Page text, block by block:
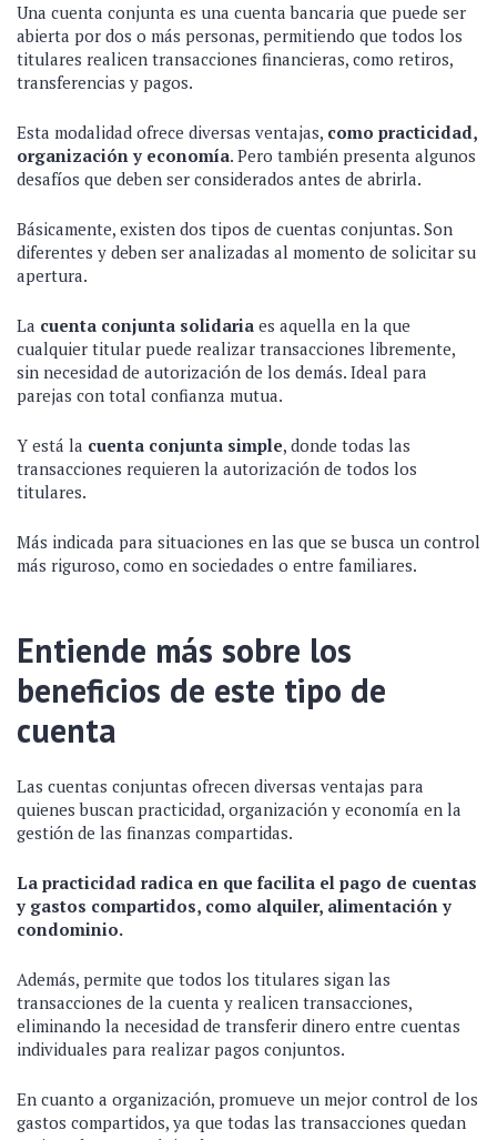
Una cuenta conjunta es una cuenta bancaria que puede ser
abierta por dos o más personas, permitiendo que todos los
titulares realicen transacciones financieras, como retiros,
transferencias y pagos.
Esta modalidad ofrece diversas ventajas, como practicidad,
organización y economía. Pero también presenta algunos
desafíos que deben ser considerados antes de abrirla.
Básicamente, existen dos tipos de cuentas conjuntas. Son
diferentes y deben ser analizadas al momento de solicitar su
apertura.
La cuenta conjunta solidaria es aquella en la que
cualquier titular puede realizar transacciones libremente,
sin necesidad de autorización de los demás. Ideal para
parejas con total confianza mutua.
Y está la cuenta conjunta simple, donde todas las
transacciones requieren la autorización de todos los
titulares.
Más indicada para situaciones en las que se busca un control
más riguroso, como en sociedades o entre familiares.
Entiende más sobre los
beneficios de este tipo de
cuenta
Las cuentas conjuntas ofrecen diversas ventajas para
quienes buscan practicidad, organización y economía en la
gestión de las finanzas compartidas.
La practicidad radica en que facilita el pago de cuentas
y gastos compartidos, como alquiler, alimentación y
condominio.
Además, permite que todos los titulares sigan las
transacciones de la cuenta y realicen transacciones,
eliminando la necesidad de transferir dinero entre cuentas
individuales para realizar pagos conjuntos.
En cuanto a organización, promueve un mejor control de los
gastos compartidos, ya que todas las transacciones quedan